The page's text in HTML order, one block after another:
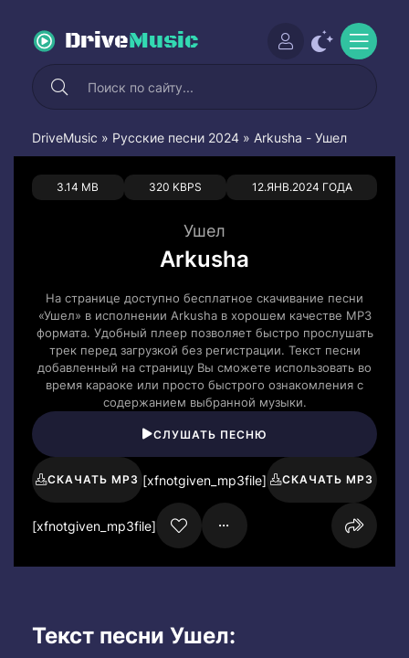
DriveMusic
DriveMusic » Русские песни 2024 » Arkusha - Ушел
3.14 MB 320 KBPS 12.ЯНВ.2024 ГОДА
0 0
Ушел
Arkusha
На странице доступно бесплатное скачивание песни
«Ушел» в исполнении Arkusha в хорошем качестве MP3
формата. Удобный плеер позволяет быстро прослушать
трек перед загрузкой без регистрации. Текст песни
добавленный на страницу Вы сможете использовать во
время караоке или просто быстрого ознакомления с
содержанием выбранной музыки.
СЛУШАТЬ ПЕСНЮ
СКАЧАТЬ MP3 [xfnotgiven_mp3file] СКАЧАТЬ MP3
[xfnotgiven_mp3file]
Текст песни Ушел: